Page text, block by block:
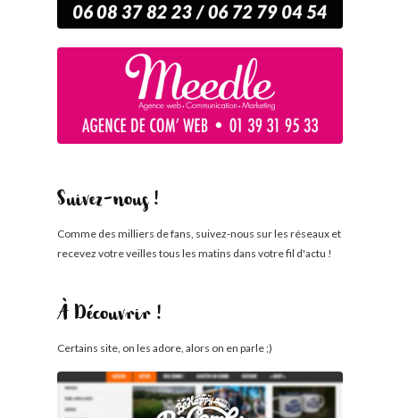
Suivez-nous !
Comme des milliers de fans, suivez-nous sur les réseaux et
recevez votre veilles tous les matins dans votre fil d'actu !
À Découvrir !
Certains site, on les adore, alors on en parle ;)